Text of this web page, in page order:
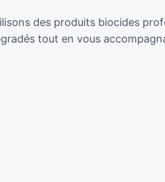
des produits biocides
tout en vous